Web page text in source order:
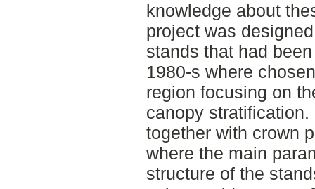
knowledge about
project was
stands that had
1980-s where
region focusing on
canopy
together with crown
where the main
structure of the